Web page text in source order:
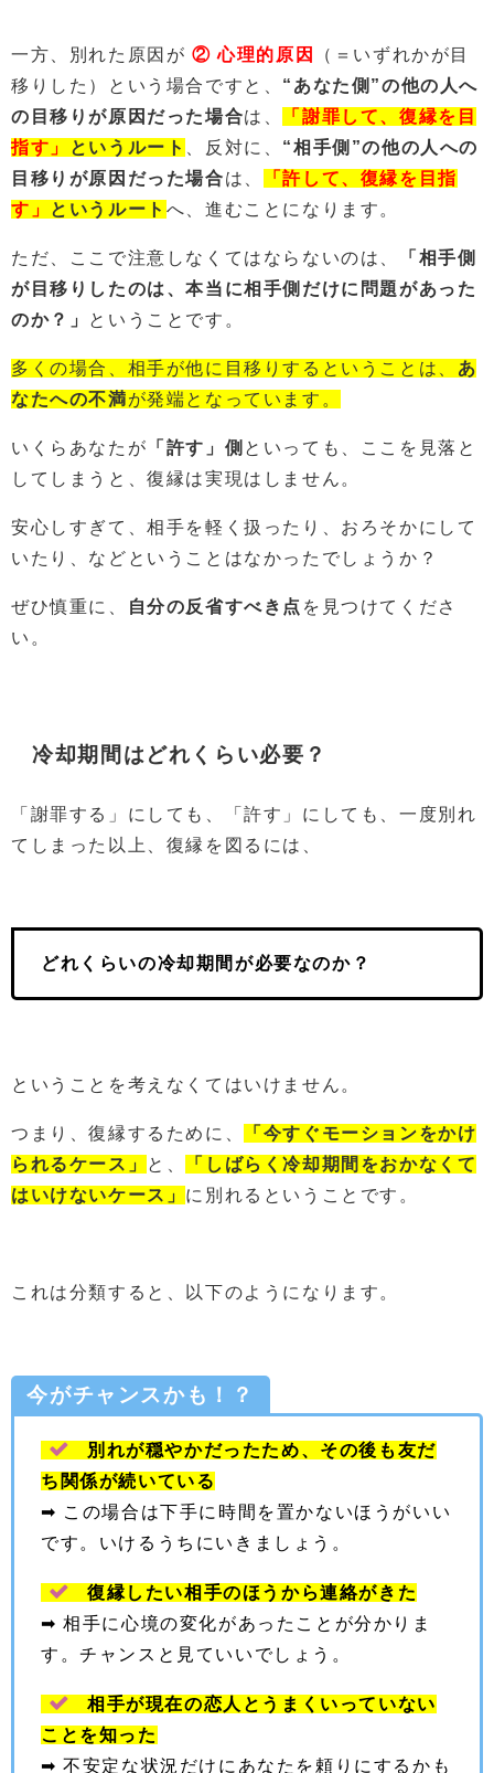
一方、別れた原因が② 心理的原因
（＝いずれかが目
移りした）という場合ですと、 “あなた側”の他の人へ
の目移りが原因だった場合は、
「謝罪して、復縁を目
指す 」 というルート 、反対に、 “相手側”の他の人への
目移りが原因だった場合は、
「許して、復縁を目指
す」
というルート へ、進むことになります。
ただ、ここで注意しなくてはならないのは、
「相手側
が目移りしたのは、本当に相手側だけに問題があった
のか？」 ということです。
多くの場合、相手が他に目移りするということは、 あ
なたへの不満が発端となっています。
いくらあなたが 「許す」側 といっても、ここを見落と
してしまうと、復縁は実現はしません。
安心しすぎて、相手を軽く扱ったり、おろそかにして
いたり、などということはなかったでしょうか？
ぜひ慎重に、 自分の反省すべき点 を見つけてくださ
い。
冷却期間はどれくらい必要？
「謝罪する」にしても、「許す」にしても、一度別れ
てしまった以上、復縁を図るには、
どれくらいの冷却期間が必要なのか？
ということを考えなくてはいけません。
つまり、復縁するために、
「今すぐモーションをかけ
られるケース」
と、
「しばらく冷却期間をおかなくて
はいけないケース」 に別れるということです。
これは分類すると、以下のようになります。
今がチャンスかも！？
別れが穏やかだったため、その後も友だ
ち関係が続いている
➡︎ この場合は下手に時間を置かないほうがいい
です。いけるうちにいきましょう。
復縁したい相手のほうから連絡がきた
➡︎ 相手に心境の変化があったことが分かりま
す。チャンスと見ていいでしょう。
相手が現在の恋人とうまくいっていない
ことを知った
➡︎ 不安定な状況だけにあなたを頼りにするかも